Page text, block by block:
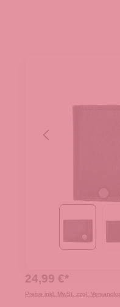
24,99 €*
Preise inkl. MwSt. zzgl.